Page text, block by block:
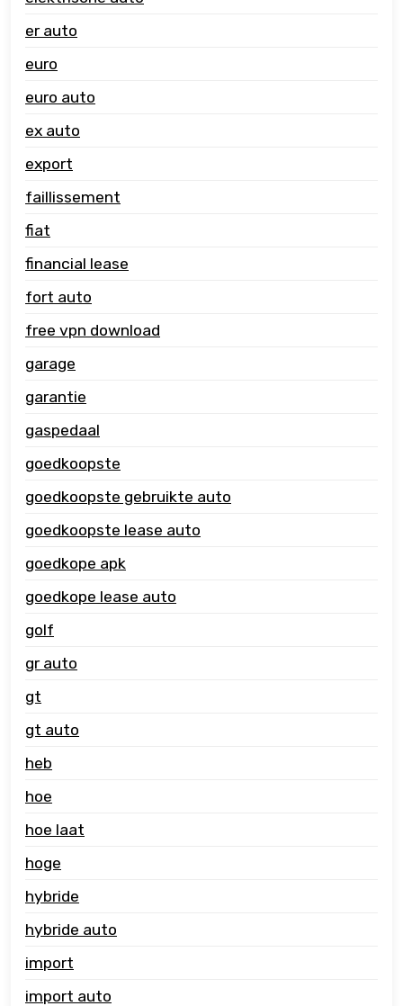
er auto
euro
euro auto
ex auto
export
faillissement
fiat
financial lease
fort auto
free vpn download
garage
garantie
gaspedaal
goedkoopste
goedkoopste gebruikte auto
goedkoopste lease auto
goedkope apk
goedkope lease auto
golf
gr auto
gt
gt auto
heb
hoe
hoe laat
hoge
hybride
hybride auto
import
import auto